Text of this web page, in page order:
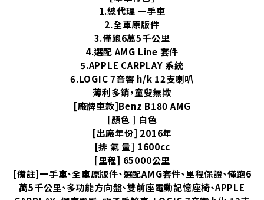
1.總代理 一手車
2.全車原版件
3.僅跑6萬5千公里
4.選配 AMG Line 套件
5.APPLE CARPLAY 系統
6.LOGIC 7音響 h/k 12支喇叭
薄利多銷，童叟無欺
[廠牌車款]Benz B180 AMG
[顏色 ] 白色
[出廠年份] 2016年
[排 氣 量] 1600cc
[里程] 65000公里
[備註]一手車、全車原版件、選配AMG套件、里程保證、僅跑6
萬5千公里、多功能方向盤、雙前座電動記憶座椅、APPLE